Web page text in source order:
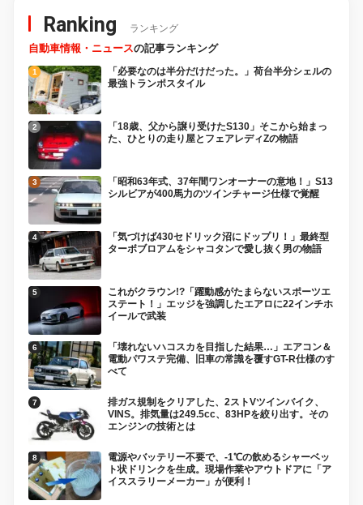
Ranking ランキング
自動車情報・ニュースの記事ランキング
「必要なのは半分だけだった。」荷台半分シェルの
最強トランポスタイル
「18歳、父から譲り受けたS130」そこから始まっ
た、ひとりの走り屋とフェアレディZの物語
「昭和63年式、37年間ワンオーナーの意地！」S13
シルビアが400馬力のツインチャージ仕様で覚醒
「気づけば430セドリック沼にドップリ！」最終型
ターボブロアムをシャコタンで愛し抜く男の物語
これがクラウン!?「躍動感がたまらないスポーツエ
ステート！」エッジを強調したエアロに22インチホ
イールで武装
「壊れないハコスカを目指した結果…」エアコン＆
電動パワステ完備、旧車の常識を覆すGT-R仕様のす
べて
排ガス規制をクリアした、2ストVツインバイク、
VINS。排気量は249.5cc、83HPを絞り出す。その
エンジンの技術とは
電源やバッテリー不要で、-1℃の飲めるシャーベッ
ト状ドリンクを生成。現場作業やアウトドアに「ア
イススラリーメーカー」が便利！